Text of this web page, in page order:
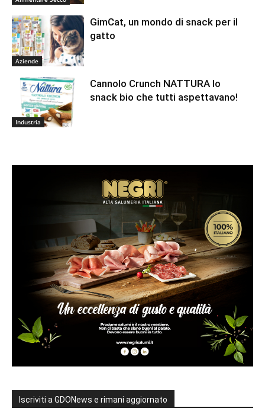
Aziende
GimCat, un mondo di snack per il
gatto
Industria
Cannolo Crunch NATTURA lo
snack bio che tutti aspettavano!
Iscriviti a GDONews e rimani aggiornato